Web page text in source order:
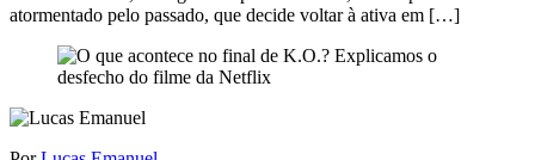
atormentado pelo passado, que decide voltar à ativa em […]